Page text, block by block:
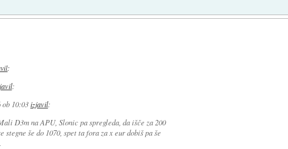
:
:
ob 10:03izjavil:
D3m na APU, Slonic pa spregleda, da išče za 200
stegne še do 1070, spet ta fora za x eur dobiš pa še